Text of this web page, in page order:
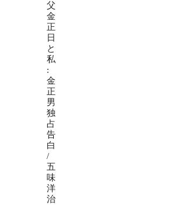
父
金
正
日
と
私
:
金
正
男
独
占
告
白
/
五
味
洋
治